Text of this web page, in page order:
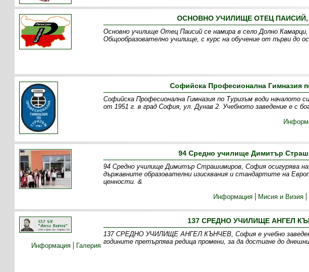
ОСНОВНО УЧИЛИЩЕ ОТЕЦ ПАИСИЙ,
Основно училище Отец Паисий се намира в село Долно
Общообразователно училище, с курс на обучение от първи до
Софийска Професионална Гимназия
Софийска Професионална Гимназия по Туризъм води началото
от 1951 г. в град София, ул. Дунав 2. Учебното заведение е с
94 Средно училище Димитър
94 Средно училище Димитър Страшимиров, София осигурява на
държавните образователни изисквания и стандартите на
ценности. &
Информация
Мисия и Визия
137 СРЕДНО УЧИЛИЩЕ АНГЕЛ
137 СРЕДНО УЧИЛИЩЕ АНГЕЛ КЪНЧЕВ, София е учебно
годините претърпява редица промени, за да достигне до
Информация Галерия